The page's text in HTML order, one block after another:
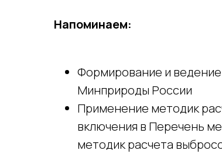
Напоминаем:
Формирование и
Минприроды России
Применение методик
включения в Перечень
методик расчета